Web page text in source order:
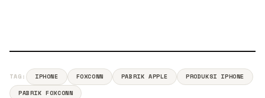
TAG: IPHONE FOXCONN PABRIK APPLE
PRODUKSI IPHONE
PABRIK FOXCONN